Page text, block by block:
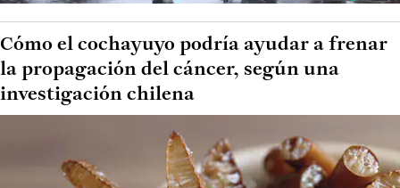
Cómo el cochayuyo podría ayudar a frenar
la propagación del cáncer, según una
investigación chilena